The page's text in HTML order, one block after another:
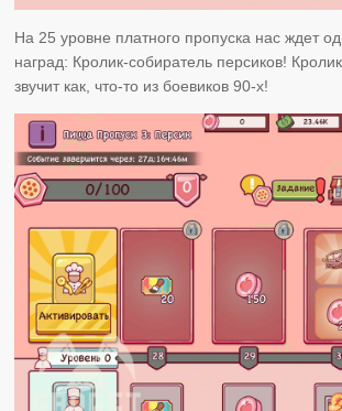
На 25 уровне платного пропуска нас ждет
наград: Кролик-собиратель персиков!
звучит как, что-то из боевиков 90-х!